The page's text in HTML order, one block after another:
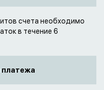
счета необходимо
в течение 6
платежа